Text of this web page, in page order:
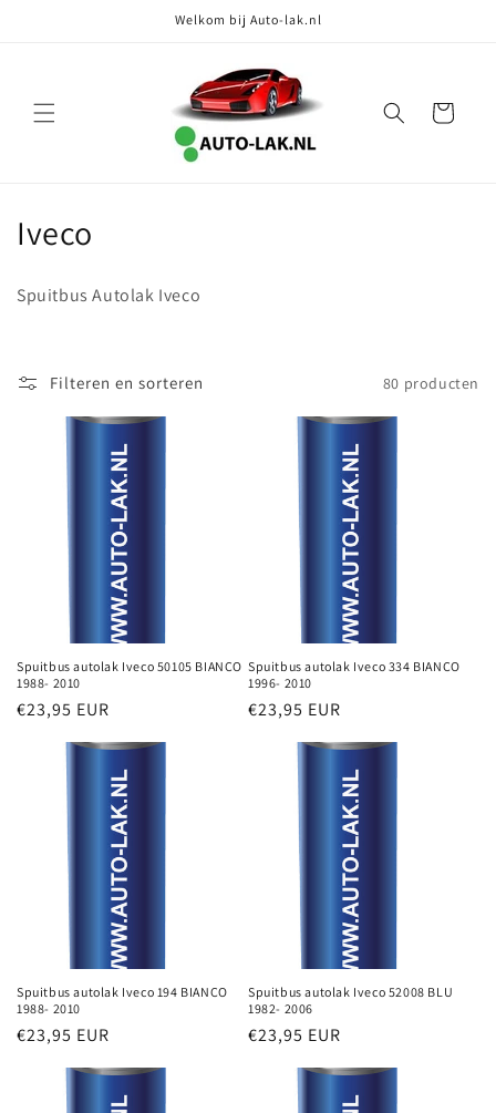
Welkom bij Auto-lak.nl
Winkelwagen
C
e
Iveco
Spuitbus Autolak Iveco
Filteren en sorteren 80 producten
Spuitbus autolak Iveco 50105 BIANCO
1988- 2010
Normale
€23,95 EUR
Spuitbus autolak Iveco 334 BIANCO
1996- 2010
Normale
€23,95 EUR
Spuitbus autolak Iveco 194 BIANCO
1988- 2010
Normale
€23,95 EUR
Spuitbus autolak Iveco 52008 BLU
1982- 2006
Normale
€23,95 EUR